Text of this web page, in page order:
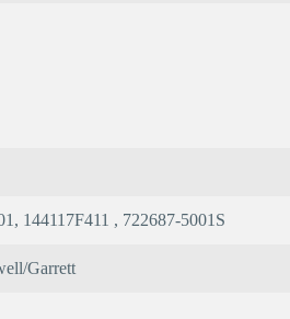
144117F411 , 722687-5001S
Garrett